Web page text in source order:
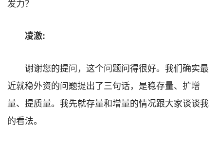
发力？
凌激:
谢谢您的提问，这个问题问得很好。我们确实最
近就稳外资的问题提出了三句话，是稳存量、扩增
量、提质量。我先就存量和增量的情况跟大家谈谈我
的看法。